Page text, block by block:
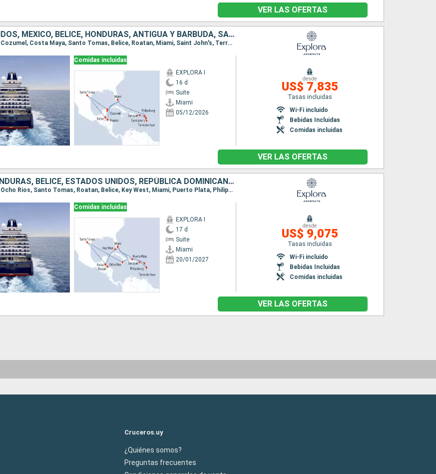
VER LAS OFERTAS
ESTADOS UNIDOS, MÉXICO, BELICE, HONDURAS, ANTIGUA Y BARBUDA, SAN MARTÍN, PUERTO RICO
Itinerario : Miami, Cozumel, Costa Maya, Santo Tomas, Belice, Roatan, Miami, Saint John's, Terre de Haut, Philipsburg, San Juan
Comidas incluidas
EXPLORA I
16 d
Suite
Miami
05/12/2026
desde
US$ 7,835
Tasas incluidas
Wi-Fi incluido
Bebidas Incluidas
Comidas incluidas
VER LAS OFERTAS
JAMAICA, HONDURAS, BELICE, ESTADOS UNIDOS, REPÚBLICA DOMINICANA, SAN MARTÍN, PUERTO RICO
Itinerario : Miami, Ocho Rios, Santo Tomas, Roatan, Belice, Key West, Miami, Puerto Plata, Philipsburg, Terre de Haut, Basse-Terre (Guadalupe), San Juan
Comidas incluidas
EXPLORA I
17 d
Suite
Miami
20/01/2027
desde
US$ 9,075
Tasas incluidas
Wi-Fi incluido
Bebidas Incluidas
Comidas incluidas
VER LAS OFERTAS
Cruceros.uy
¿Quiénes somos?
Preguntas frecuentes